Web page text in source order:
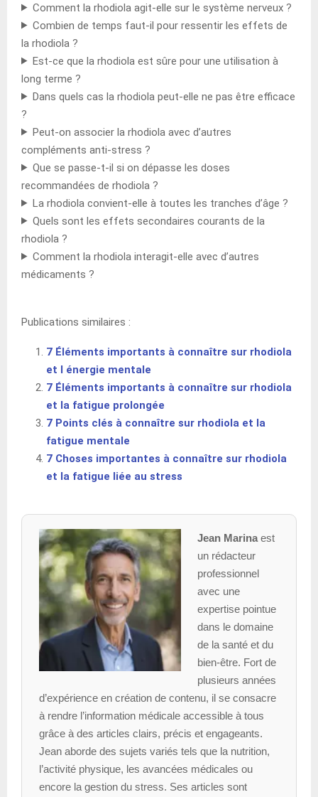
Comment la rhodiola agit-elle sur le système nerveux ?
Combien de temps faut-il pour ressentir les effets de
la rhodiola ?
Est-ce que la rhodiola est sûre pour une utilisation à
long terme ?
Dans quels cas la rhodiola peut-elle ne pas être efficace
?
Peut-on associer la rhodiola avec d’autres
compléments anti-stress ?
Que se passe-t-il si on dépasse les doses
recommandées de rhodiola ?
La rhodiola convient-elle à toutes les tranches d’âge ?
Quels sont les effets secondaires courants de la
rhodiola ?
Comment la rhodiola interagit-elle avec d’autres
médicaments ?
Publications similaires :
7 Éléments importants à connaître sur rhodiola
et l énergie mentale
7 Éléments importants à connaître sur rhodiola
et la fatigue prolongée
7 Points clés à connaître sur rhodiola et la
fatigue mentale
7 Choses importantes à connaître sur rhodiola
et la fatigue liée au stress
Jean Marinaest
un rédacteur
professionnel
avec une
expertise pointue
dans le domaine
de la santé et du
bien-être. Fort de
plusieurs années
d’expérience en création de contenu, il se consacre
à rendre l’information médicale accessible à tous
grâce à des articles clairs, précis et engageants.
Jean aborde des sujets variés tels que la nutrition,
l’activité physique, les avancées médicales ou
encore la gestion du stress. Ses articles sont